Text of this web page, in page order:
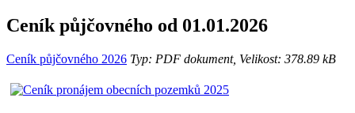
Ceník půjčovného od 01.01.2026
Ceník půjčovného 2026 Typ: PDF dokument, Velikost: 378.89 kB